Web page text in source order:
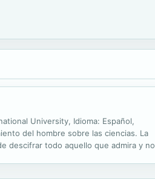
University, Idioma: Español,
del hombre sobre las ciencias. La
descifrar todo aquello que admira y no